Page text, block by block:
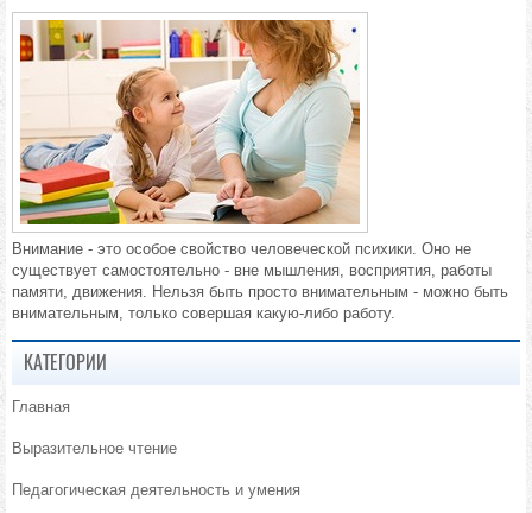
Внимание - это особое свойство человеческой психики. Оно не
существует самостоятельно - вне мышления, восприятия, работы
памяти, движения. Нельзя быть просто внимательным - можно быть
внимательным, только совершая какую-либо работу.
КАТЕГОРИИ
Главная
Выразительное чтение
Педагогическая деятельность и умения